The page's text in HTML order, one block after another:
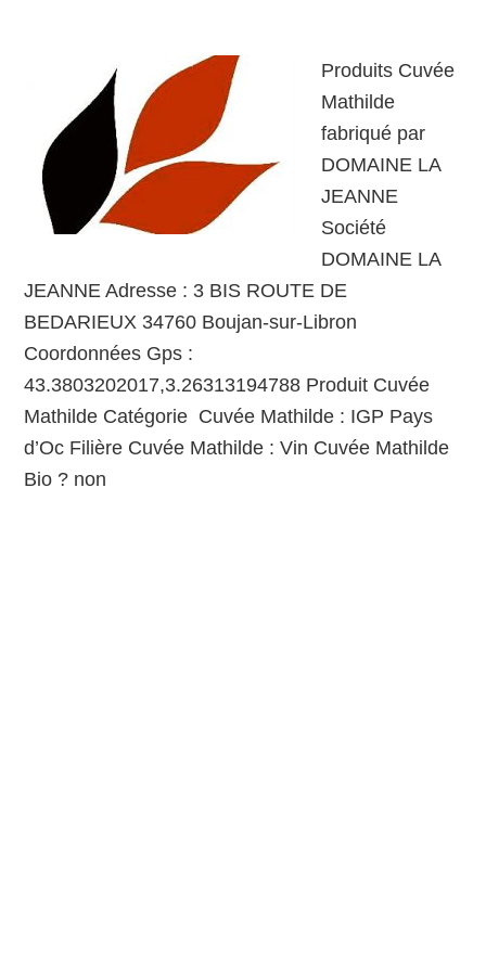
Produits Cuvée
Mathilde
fabriqué par
DOMAINE LA
JEANNE
Société
DOMAINE LA
JEANNE Adresse : 3 BIS ROUTE DE
BEDARIEUX 34760 Boujan-sur-Libron
Coordonnées Gps :
43.3803202017,3.26313194788 Produit Cuvée
Mathilde Catégorie Cuvée Mathilde : IGP Pays
d’Oc Filière Cuvée Mathilde : Vin Cuvée Mathilde
Bio ? non